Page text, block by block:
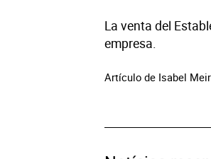
La venta del
empresa.
Artículo de Isabel